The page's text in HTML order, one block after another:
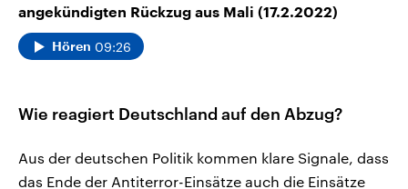
angekündigten Rückzug aus Mali (17.2.2022)
Hören 09:26
Wie reagiert Deutschland auf den Abzug?
Aus der deutschen Politik kommen klare Signale, dass
das Ende der Antiterror-Einsätze auch die Einsätze